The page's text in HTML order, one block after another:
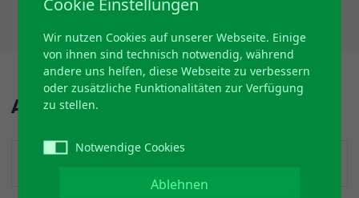
Arrangements
Wir nutzen Cookies auf unserer Webseite. Einige
von ihnen sind technisch notwendig, während
andere uns helfen, diese Webseite zu verbessern
oder zusätzliche Funktionalitäten zur Verfügung
zu stellen.
Notwendige Cookies
Ablehnen